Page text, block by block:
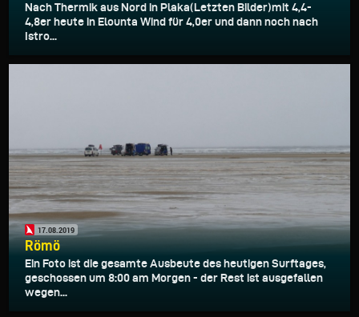
Nach Thermik aus Nord in Plaka(Letzten Bilder)mit 4,4-
4,8er heute in Elounta Wind für 4,0er und dann noch nach
Istro...
17.08.2019
Römö
Ein Foto ist die gesamte Ausbeute des heutigen Surftages,
geschossen um 8:00 am Morgen - der Rest ist ausgefallen
wegen...